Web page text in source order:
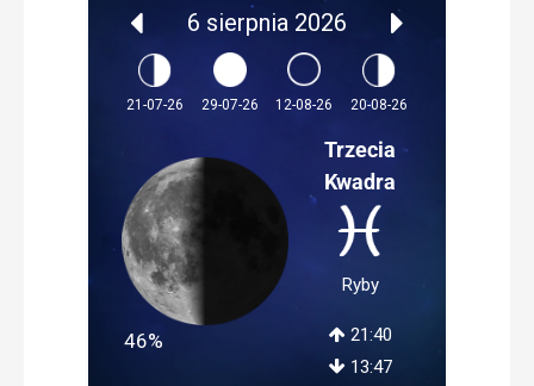
6 sierpnia 2026
21-07-26 29-07-26 12-08-26 20-08-26
46%
Trzecia
Kwadra
Ryby
21:40
13:47